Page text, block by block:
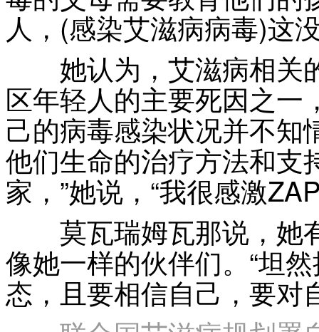
人，(感染艾滋病病毒)这
她认为，艾滋病相关
区年轻人的主要死因之一
己的病毒感染状况并不知
他们生命的治疗方法和支
家，”她说，“我很感激
莫瓦瑞姆瓦那说，她
像她一样的伙伴们。“坦
态，且要相信自己，要对